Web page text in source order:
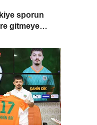
sporun
gitmeye